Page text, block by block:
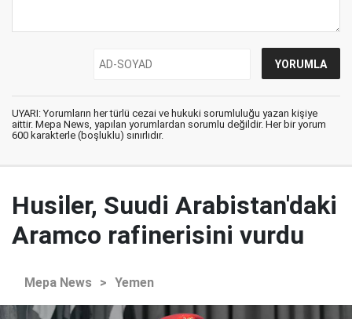
UYARI: Yorumların her türlü cezai ve hukuki sorumluluğu yazan kişiye
aittir. Mepa News, yapılan yorumlardan sorumlu değildir. Her bir yorum
600 karakterle (boşluklu) sınırlıdır.
Husiler, Suudi Arabistan'daki
Aramco rafinerisini vurdu
Mepa News > Yemen